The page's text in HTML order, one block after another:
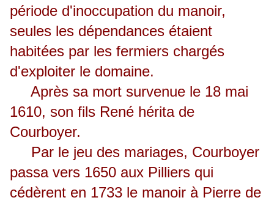
période d'inoccupation du manoir,
seules les dépendances étaient
habitées par les fermiers chargés
d'exploiter le domaine.
Après sa mort survenue le 18 mai
1610, son fils René hérita de
Courboyer.
Par le jeu des mariages, Courboyer
passa vers 1650 aux Pilliers qui
cédèrent en 1733 le manoir à Pierre de